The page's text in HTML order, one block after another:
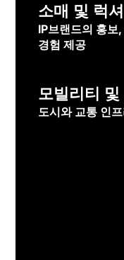
소매 및 럭
IP브랜드의 홍보
경험 제공
모빌리티
도시와 교통 인